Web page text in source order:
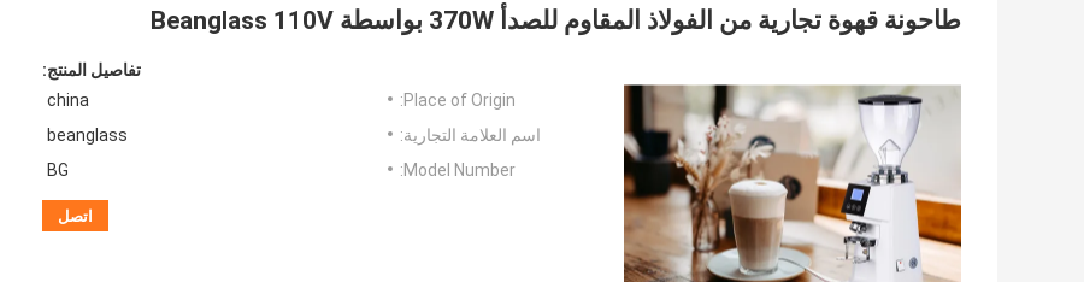
طاحونة قهوة تجارية من الفولاذ المقاوم للصدأ 370W بواسطة Beanglass 110V
تفاصيل المنتج:
Place of Origin:
china
اسم العلامة التجارية:
beanglass
Model Number:
BG
اتصل